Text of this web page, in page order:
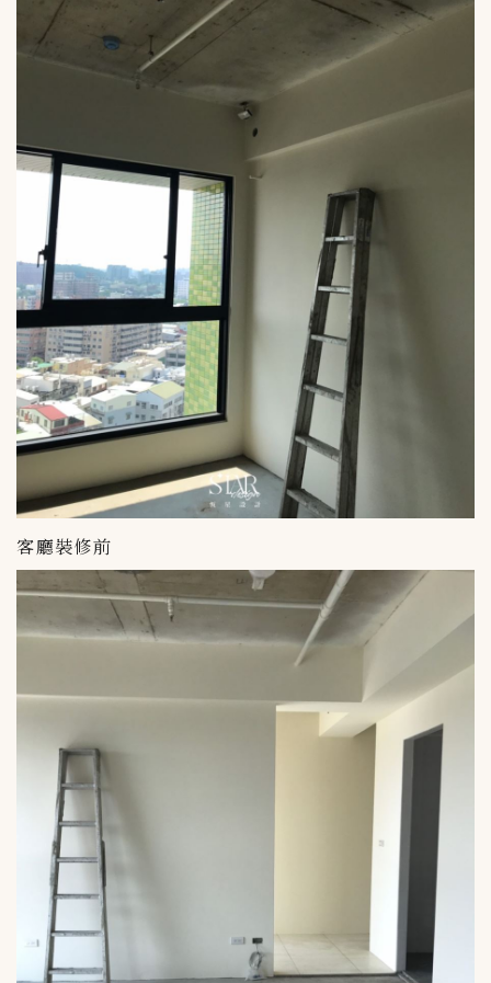
客廳裝修前